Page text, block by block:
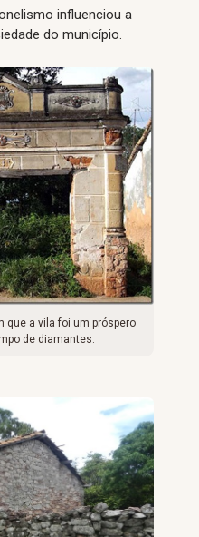
influenciou a
do município.
que a vila foi um próspero
de diamantes.